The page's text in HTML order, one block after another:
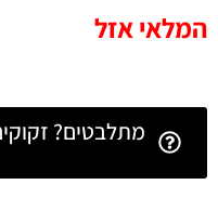
המלאי אזל
מתלבטים?